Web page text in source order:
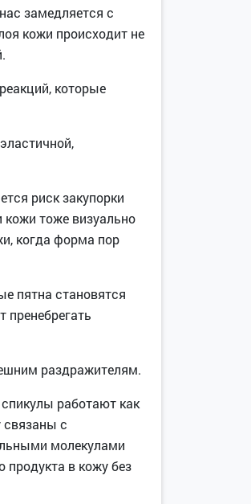
замедляется с
кожи происходит не
которые
риск закупорки
кожи тоже визуально
когда форма пор
пятна становятся
раздражителям.
работают как
связаны с
молекулами
продукта в кожу без